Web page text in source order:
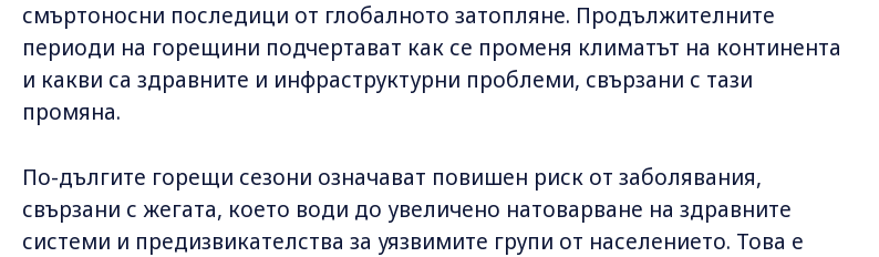
смъртоносни последици от глобалното затопляне. Продължителните
периоди на горещини подчертават как се променя климатът на континента
и какви са здравните и инфраструктурни проблеми, свързани с тази
промяна.
По-дългите горещи сезони означават повишен риск от заболявания,
свързани с жегата, което води до увеличено натоварване на здравните
системи и предизвикателства за уязвимите групи от населението. Това е